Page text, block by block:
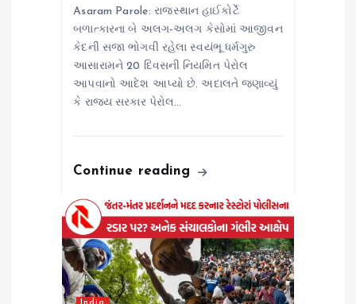
Asaram Parole: રાજસ્થાન હાઈકોર્ટે
બળાત્કારના બે અલગ-અલગ કેસોમાં આજીવન
કેદની સજા ભોગવી રહેલા સ્વયંભૂ ધર્મગુરુ
આસારામને 20 દિવસની નિયમિત પેરોલ
આપવાનો આદેશ આપ્યો છે. અદાલતે જણાવ્યું
કે રાજ્ય સરકાર પેરોલ…
Continue reading